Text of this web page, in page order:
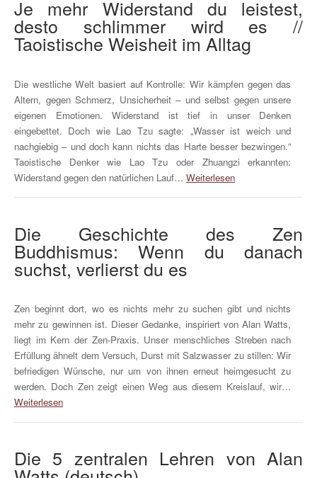
Je mehr Widerstand du leistest,
desto schlimmer wird es //
Taoistische Weisheit im Alltag
Die westliche Welt basiert auf Kontrolle: Wir kämpfen gegen das
Altern, gegen Schmerz, Unsicherheit – und selbst gegen unsere
eigenen Emotionen. Widerstand ist tief in unser Denken
eingebettet. Doch wie Lao Tzu sagte: „Wasser ist weich und
nachgiebig – und doch kann nichts das Harte besser bezwingen.“
Taoistische Denker wie Lao Tzu oder Zhuangzi erkannten:
Widerstand gegen den natürlichen Lauf… Weiterlesen
Die Geschichte des Zen
Buddhismus: Wenn du danach
suchst, verlierst du es
Zen beginnt dort, wo es nichts mehr zu suchen gibt und nichts
mehr zu gewinnen ist. Dieser Gedanke, inspiriert von Alan Watts,
liegt im Kern der Zen-Praxis. Unser menschliches Streben nach
Erfüllung ähnelt dem Versuch, Durst mit Salzwasser zu stillen: Wir
befriedigen Wünsche, nur um von ihnen erneut heimgesucht zu
werden. Doch Zen zeigt einen Weg aus diesem Kreislauf, wir…
Weiterlesen
Die 5 zentralen Lehren von Alan